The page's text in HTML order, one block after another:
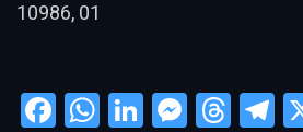
10986, 01
Facebook
WhatsApp
LinkedIn